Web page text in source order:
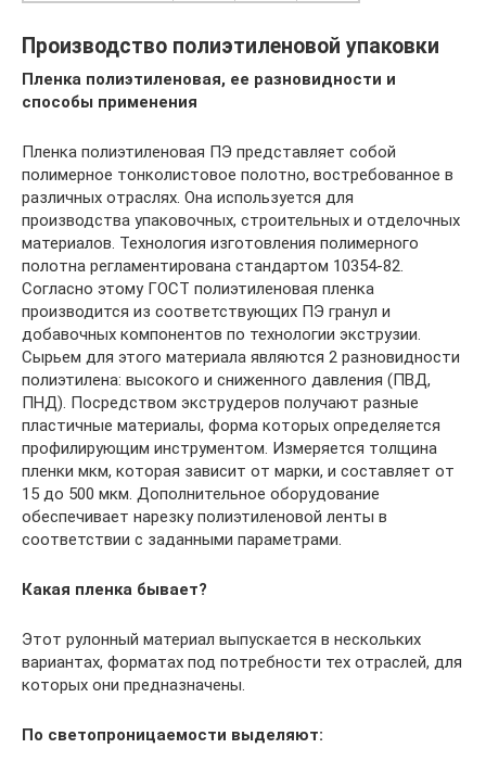
Производство полиэтиленовой упаковки
Пленка полиэтиленовая, ее разновидности и
способы применения
Пленка полиэтиленовая ПЭ представляет собой
полимерное тонколистовое полотно, востребованное в
различных отраслях. Она используется для
производства упаковочных, строительных и отделочных
материалов. Технология изготовления полимерного
полотна регламентирована стандартом 10354-82.
Согласно этому ГОСТ полиэтиленовая пленка
производится из соответствующих ПЭ гранул и
добавочных компонентов по технологии экструзии.
Сырьем для этого материала являются 2 разновидности
полиэтилена: высокого и сниженного давления (ПВД,
ПНД). Посредством экструдеров получают разные
пластичные материалы, форма которых определяется
профилирующим инструментом. Измеряется толщина
пленки мкм, которая зависит от марки, и составляет от
15 до 500 мкм. Дополнительное оборудование
обеспечивает нарезку полиэтиленовой ленты в
соответствии с заданными параметрами.
Какая пленка бывает?
Этот рулонный материал выпускается в нескольких
вариантах, форматах под потребности тех отраслей, для
которых они предназначены.
По светопроницаемости выделяют: